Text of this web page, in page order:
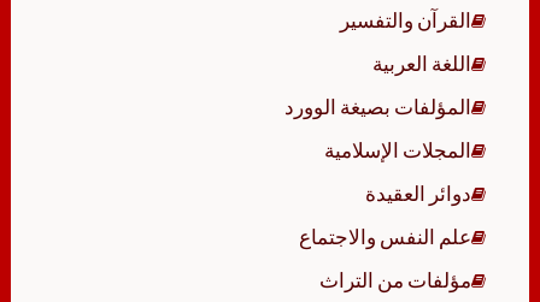
القرآن والتفسير
اللغة العربية
المؤلفات بصيغة الوورد
المجلات الإسلامية
دوائر العقيدة
علم النفس والاجتماع
مؤلفات من التراث